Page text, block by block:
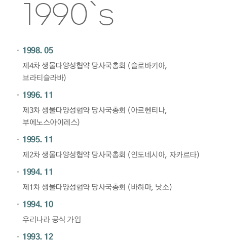
1990`s
1998. 05
제4차 생물다양성협약 당사국총회 (슬로바키아,
브라티슬라바)
1996. 11
제3차 생물다양성협약 당사국총회 (아르헨티나,
부에노스아이레스)
1995. 11
제2차 생물다양성협약 당사국총회 (인도네시아, 자카르타)
1994. 11
제1차 생물다양성협약 당사국총회 (바하마, 낫소)
1994. 10
우리나라 공식 가입
1993. 12